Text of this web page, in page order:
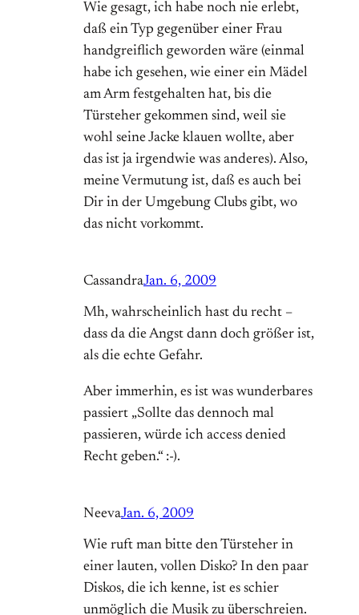
Wie gesagt, ich habe noch nie erlebt,
daß ein Typ gegenüber einer Frau
handgreiflich geworden wäre (einmal
habe ich gesehen, wie einer ein Mädel
am Arm festgehalten hat, bis die
Türsteher gekommen sind, weil sie
wohl seine Jacke klauen wollte, aber
das ist ja irgendwie was anderes). Also,
meine Vermutung ist, daß es auch bei
Dir in der Umgebung Clubs gibt, wo
das nicht vorkommt.
CassandraJan. 6, 2009
Mh, wahrscheinlich hast du recht –
dass da die Angst dann doch größer ist,
als die echte Gefahr.
Aber immerhin, es ist was wunderbares
passiert „Sollte das dennoch mal
passieren, würde ich access denied
Recht geben.“ :-).
NeevaJan. 6, 2009
Wie ruft man bitte den Türsteher in
einer lauten, vollen Disko? In den paar
Diskos, die ich kenne, ist es schier
unmöglich die Musik zu überschreien.